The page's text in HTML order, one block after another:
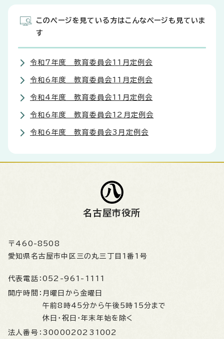
このページを見ている方はこんなページも見ていま
す
令和7年度 教育委員会11月定例会
令和6年度 教育委員会11月定例会
令和4年度 教育委員会11月定例会
令和6年度 教育委員会12月定例会
令和6年度 教育委員会3月定例会
名古屋市役所
〒460-8508
愛知県名古屋市中区三の丸三丁目1番1号
代表電話： 052-961-1111
開庁時間： 月曜日から金曜日
午前8時45分から午後5時15分まで
休日・祝日・年末年始を除く
法人番号： 3000020231002